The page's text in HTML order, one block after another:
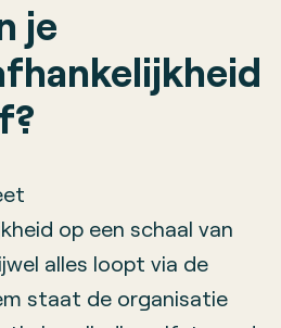
je
op een schaal van
alles loopt via de
staat de organisatie